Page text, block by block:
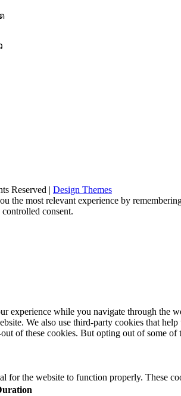
Reserved | Design Themes
the most relevant experience by
consent.
experience while you navigate through the
We also use third-party cookies that
of these cookies. But opting out of some
for the website to function properly. These